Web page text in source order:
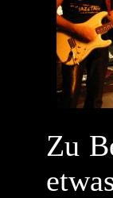
Zu